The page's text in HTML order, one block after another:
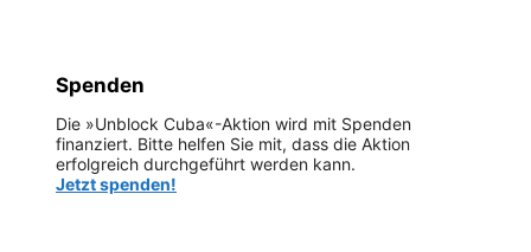
Spenden
Die »Unblock Cuba«-Aktion wird mit Spenden
finanziert. Bitte helfen Sie mit, dass die Aktion
erfolgreich durchgeführt werden kann.
Jetzt spenden!